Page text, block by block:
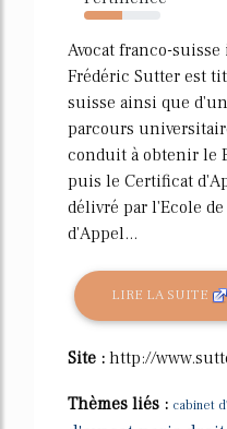
50%
Avocat franco-
Frédéric Sutter est
suisse ainsi que
parcours
conduit à obtenir le
puis le Certificat
délivré par l'Ecole
d'Appel...
LIRE LA SUITE
Site : http://
Thèmes liés : cabinet